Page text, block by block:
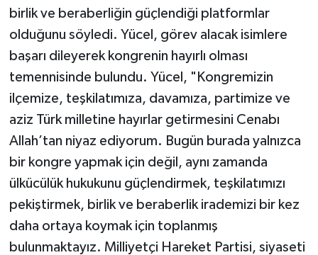
birlik ve beraberliğin güçlendiği platformlar
olduğunu söyledi. Yücel, görev alacak isimlere
başarı dileyerek kongrenin hayırlı olması
temennisinde bulundu. Yücel, "Kongremizin
ilçemize, teşkilatımıza, davamıza, partimize ve
aziz Türk milletine hayırlar getirmesini Cenabı
Allah’tan niyaz ediyorum. Bugün burada yalnızca
bir kongre yapmak için değil, aynı zamanda
ülkücülük hukukunu güçlendirmek, teşkilatımızı
pekiştirmek, birlik ve beraberlik irademizi bir kez
daha ortaya koymak için toplanmış
bulunmaktayız. Milliyetçi Hareket Partisi, siyaseti